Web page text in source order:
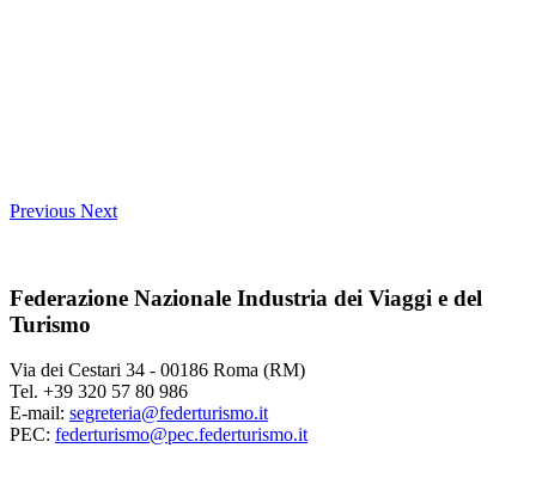
Previous Next
Federazione Nazionale Industria dei Viaggi e del
Turismo
Via dei Cestari 34 - 00186 Roma (RM)
Tel. +39 320 57 80 986
E-mail: segreteria@federturismo.it
PEC: federturismo@pec.federturismo.it